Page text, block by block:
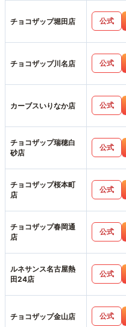
チョコザップ堀田店 公式
チョコザップ川名店 公式
カーブスいりなか店 公式
チョコザップ瑞穂白
砂店
公式
チョコザップ桜本町
店
公式
チョコザップ春岡通
店
公式
ルネサンス名古屋熱
田24店
公式
チョコザップ金山店 公式